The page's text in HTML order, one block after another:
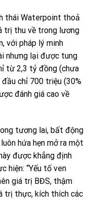
thái Waterpoint thoả
trị thu về trong lương
với pháp lý minh
nhưng lại được tung
từ 2,3 tỷ đồng (chưa
chỉ 700 triệu (30%
đánh giá cao về
tương lai, bất động
hứa hẹn mở ra một
được khẳng định
hiện: “Yếu tố ven
giá trị BĐS, thậm
trị thực, kích thích các